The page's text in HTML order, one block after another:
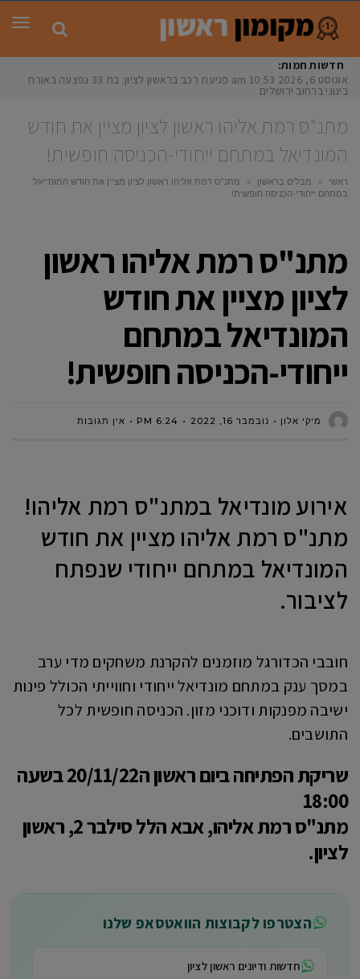
חדשות חמות:
אוגוסט 6, 2026
10:53 am פגיעת רכב בראשון לציון: בת 33 נפצעה באורח
בינוני ברחוב ירושלים
מתנ"ס רמת אליהו ראשון לציון מציין את חודש
המונדיאל במתחם ייחודי-הכניסה חופשית!
ראשי » מבלים בראשון »
מתנ"ס רמת אליהו ראשון לציון מציין את חודש המונדיאל
במתחם ייחודי-הכניסה חופשית!
מתנ"ס רמת אליהו ראשון
לציון מציין את חודש
המונדיאל במתחם
ייחודי-הכניסה חופשית!
מיקי אלון נובמבר 16, 2022 6:24 PM אין תגובות
אירוע מונדיאל במתנ"ס רמת אליהו!
מתנ"ס רמת אליהו מציין את חודש
המונדיאל במתחם ייחודי שנפתח
לציבור.
חובבי הכדורגל מוזמנים להקרנת משחקים מדי ערב
במסך ענק במתחם מונדיאל ייחודי וחווייתי הכולל פינות
ישיבה מפנקות ודוכני מזון. הכניסה חופשית לכל
התושבים.
שריקת הפתיחה ביום ראשון ה20/11/22 בשעה
18:00
מתנ"ס רמת אליהו, אבא הלל סילבר 2, ראשון
לציון.
הצטרפו לקבוצות הוואטסאפ שלנו
חדשות ודיונים ראשון לציון